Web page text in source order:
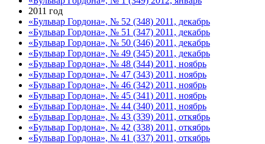
2011 год
«Бульвар Гордона», № 52 (348) 2011, декабрь
«Бульвар Гордона», № 51 (347) 2011, декабрь
«Бульвар Гордона», № 50 (346) 2011, декабрь
«Бульвар Гордона», № 49 (345) 2011, декабрь
«Бульвар Гордона», № 48 (344) 2011, ноябрь
«Бульвар Гордона», № 47 (343) 2011, ноябрь
«Бульвар Гордона», № 46 (342) 2011, ноябрь
«Бульвар Гордона», № 45 (341) 2011, ноябрь
«Бульвар Гордона», № 44 (340) 2011, ноябрь
«Бульвар Гордона», № 43 (339) 2011, откябрь
«Бульвар Гордона», № 42 (338) 2011, откябрь
«Бульвар Гордона», № 41 (337) 2011, откябрь